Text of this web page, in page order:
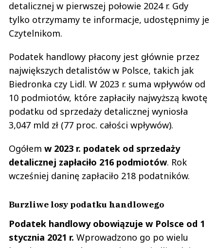
detalicznej w pierwszej połowie 2024 r. Gdy
tylko otrzymamy te informacje, udostępnimy je
Czytelnikom.
Podatek handlowy płacony jest głównie przez
największych detalistów w Polsce, takich jak
Biedronka czy Lidl. W 2023 r. suma wpływów od
10 podmiotów, które zapłaciły najwyższą kwotę
podatku od sprzedaży detalicznej wyniosła
3,047 mld zł (77 proc. całości wpływów).
Ogółem w 2023 r. podatek od sprzedaży
detalicznej zapłaciło 216 podmiotów. Rok
wcześniej daninę zapłaciło 218 podatników.
Burzliwe losy podatku handlowego
Podatek handlowy obowiązuje w Polsce od 1
stycznia 2021 r. Wprowadzono go po wielu